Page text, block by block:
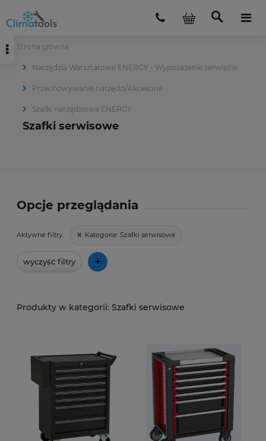
Strona główna
Narzędzia Warsztatowe ENERGY - Wyposażenie serwisów
Przechowywanie narzędzi/Akcesoria
Szafki narzędziowe ENERGY
Szafki serwisowe
Opcje przeglądania
Aktywne filtry: Kategorie: Szafki serwisowe
wyczyść filtry +
Szafki serwisowe